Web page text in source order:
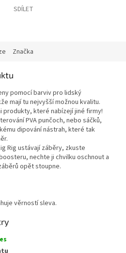
SDÍLET
Značka
pomocí barviv pro lidský
mají tu nejvyšší možnou kvalitu.
které nabízejí jiné firmy!
PVA punčoch, nebo sáčků,
dipování nástrah, které tak
Rig ustávají záběry, zkuste
nechte ji chvilku oschnout a
opět stoupne.
věrností sleva.